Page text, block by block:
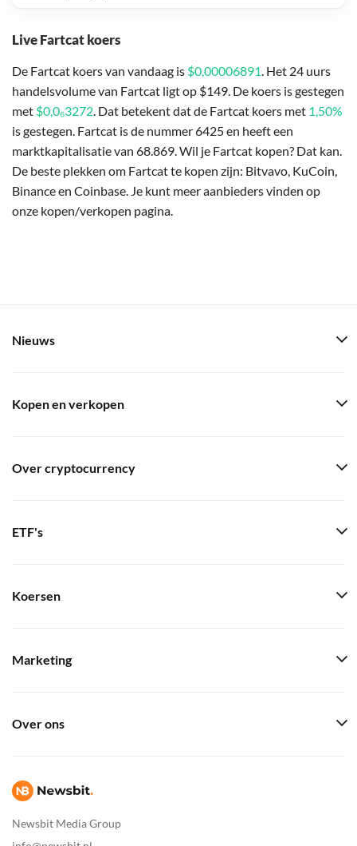
Live Fartcat koers
De Fartcat koers van vandaag is $0,00006891. Het 24 uurs
handelsvolume van Fartcat ligt op $149. De koers is gestegen
met $0,0₆3272. Dat betekent dat de Fartcat koers met 1,50%
is gestegen. Fartcat is de nummer 6425 en heeft een
marktkapitalisatie van 68.869. Wil je Fartcat kopen? Dat kan.
De beste plekken om Fartcat te kopen zijn: Bitvavo, KuCoin,
Binance en Coinbase. Je kunt meer aanbieders vinden op
onze kopen/verkopen pagina.
Newsbit Media Group
Nieuws
Kopen en verkopen
Over cryptocurrency
ETF's
Koersen
Marketing
Over ons